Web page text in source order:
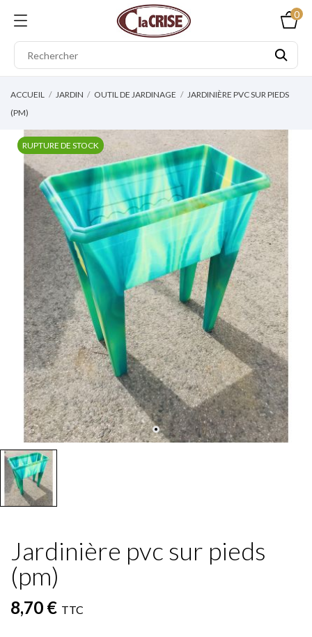
0
ACCUEIL JARDIN OUTIL DE JARDINAGE
JARDINIÈRE PVC SUR PIEDS
(PM)
RUPTURE DE STOCK
Jardinière pvc sur pieds
(pm)
8,70 € TTC